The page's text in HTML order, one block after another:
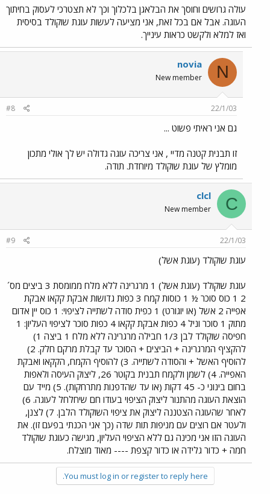
עולה גרושים וחוסך את הבלאגן בלכלוך וכך לא תצטרכי לעסוק בחיתוך
העוגה. אבל אם בכל זאת, אני מציעה לעשות עוגת שוקולד בסיסית
ואז למלא ולקשט כראות עינייך.
N
novia
New member
22/1/03
#8
גם אני ראיתי פשוט ...
זו תבנית קטנה מדיי , אני צריכה עוגה גדולה יש לך אולי מתכון
מומלץ של עוגת שוקולד מיוחדת. תודה.
C
clcl
New member
22/1/03
#9
עוגת שוקולד (עוגת אשל)
עוגת שוקולד (עוגת אשל) 1 מרגרינה ללא מלח ממומסת 3 ביצים מס´
2 1 כוס סוכר ½ 1 כוסות קמח 3 כפות גדושות אבקת קקאו אבקת
אפייה 2 אשל (או יוגורט) 1 כפית סודה לשתייה לציפוי: 1 כוס יין אדום
מתוק 1 סוכר וניל 4 כפות אבקת קקאו 4 כפות סוכר לציפוי העליון: 1
חפיסה שוקולד לבן 1/3 חבילה מרגרינה ללא מלח 1 ביצה 1)
להקציף המרגרינה + הביצים + הסוכר עד קבלת מרקם חלק. 2)
להוסיף האשל + והסודה לשתייה. 3) להוסיף הקמח, הקקאו ואבקת
האפייה. 4) לשמן ולקמח תבנית בקוטר 26, ליצוק העיסה ולאפות
בחום בינוני כ- 45 דקות (או עד שהדפנות מתרחקות). 5) מייד עם
הוצאת העוגה מהתנור ליצוק הציפוי בעודו חם שיחלחל לעוגה. 6)
לאחר שהעוגה הצטננה ליצוק את ציפוי השוקולד הלבן. 7) לצנן,
ולעטר אם רוצים עם מניפות תות שדה (כך אני הכנתי בפעם זו). את
העוגה הזו אני מכינה גם ללא הציפוי העליון, מגישה כעוגת שוקולד
חמה + כדור גלידה או כדור קצפת ---- מאוד מוצלח.
You must log in or register to reply here.